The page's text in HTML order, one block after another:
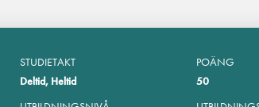
STUDIETAKT
Deltid, Heltid
POÄNG
50